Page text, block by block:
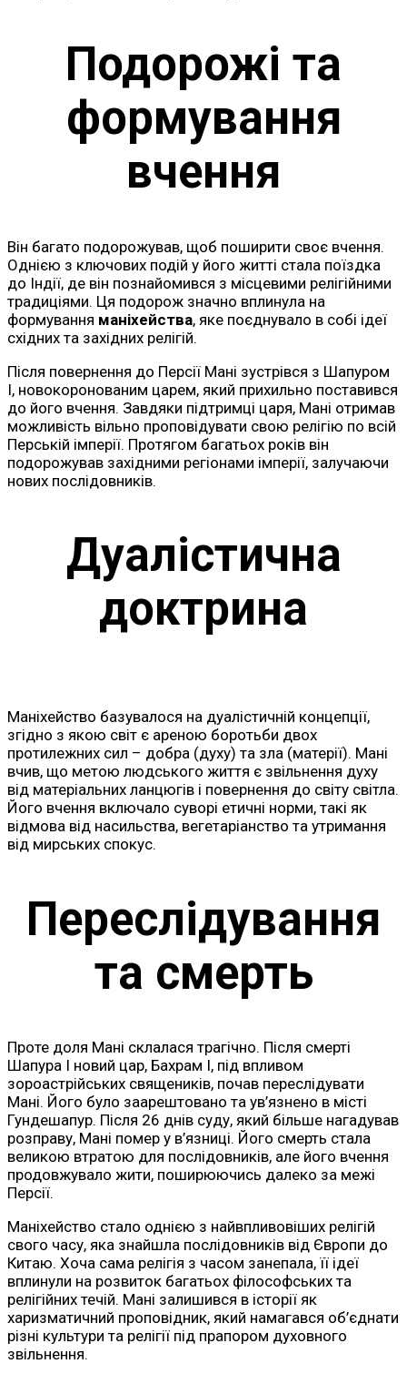
Подорожі та
формування
вчення
Він багато подорожував, щоб поширити своє вчення.
Однією з ключових подій у його житті стала поїздка
до Індії, де він познайомився з місцевими релігійними
традиціями. Ця подорож значно вплинула на
формування маніхейства, яке поєднувало в собі ідеї
східних та західних релігій.
Після повернення до Персії Мані зустрівся з Шапуром
I, новокоронованим царем, який прихильно поставився
до його вчення. Завдяки підтримці царя, Мані отримав
можливість вільно проповідувати свою релігію по всій
Перській імперії. Протягом багатьох років він
подорожував західними регіонами імперії, залучаючи
нових послідовників.
Дуалістична
доктрина
Маніхейство базувалося на дуалістичній концепції,
згідно з якою світ є ареною боротьби двох
протилежних сил – добра (духу) та зла (матерії). Мані
вчив, що метою людського життя є звільнення духу
від матеріальних ланцюгів і повернення до світу світла.
Його вчення включало суворі етичні норми, такі як
відмова від насильства, вегетаріанство та утримання
від мирських спокус.
Переслідування
та смерть
Проте доля Мані склалася трагічно. Після смерті
Шапура I новий цар, Бахрам I, під впливом
зороастрійських священиків, почав переслідувати
Мані. Його було заарештовано та ув’язнено в місті
Гундешапур. Після 26 днів суду, який більше нагадував
розправу, Мані помер у в’язниці. Його смерть стала
великою втратою для послідовників, але його вчення
продовжувало жити, поширюючись далеко за межі
Персії.
Маніхейство стало однією з найвпливовіших релігій
свого часу, яка знайшла послідовників від Європи до
Китаю. Хоча сама релігія з часом занепала, її ідеї
вплинули на розвиток багатьох філософських та
релігійних течій. Мані залишився в історії як
харизматичний проповідник, який намагався об’єднати
різні культури та релігії під прапором духовного
звільнення.